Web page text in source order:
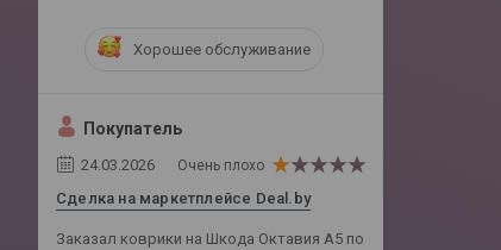
Хорошее обслуживание
Покупатель
24.03.2026 Очень плохо
Сделка на маркетплейсе Deal.by
Заказал коврики на Шкода Октавия А5 по